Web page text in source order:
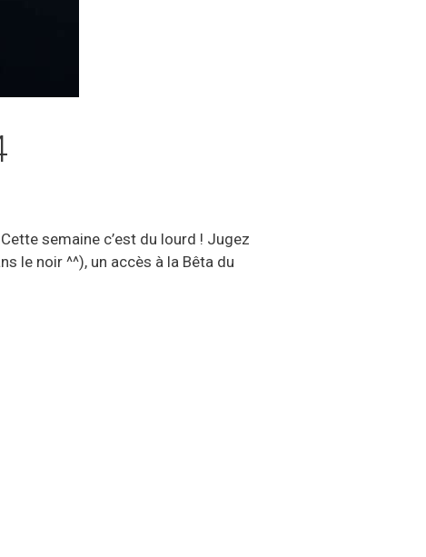
semaine c’est du lourd ! Jugez
le noir ^^), un accès à la Bêta du